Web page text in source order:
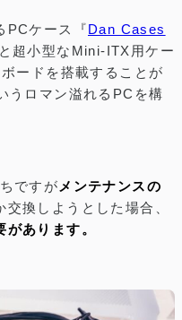
PCケース『Dan Cases
超小型なMini-ITX用ケー
ードを搭載することが
うロマン溢れるPCを構
ですが メンテナンスの
交換しようとした場合、
あります。